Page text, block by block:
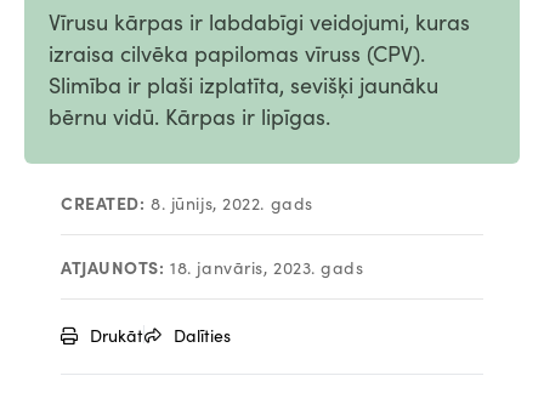
Vīrusu kārpas ir labdabīgi veidojumi, kuras
izraisa cilvēka papilomas vīruss (CPV).
Slimība ir plaši izplatīta, sevišķi jaunāku
bērnu vidū. Kārpas ir lipīgas.
CREATED: 8. jūnijs, 2022. gads
ATJAUNOTS: 18. janvāris, 2023. gads
Drukāt Dalīties